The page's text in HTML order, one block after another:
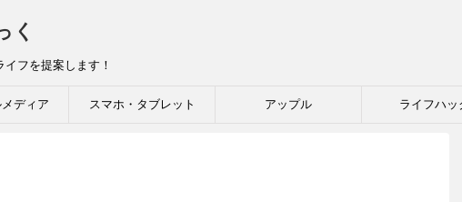
く
フを提案します！
ディア スマホ・タブレット アップル ライフハッ